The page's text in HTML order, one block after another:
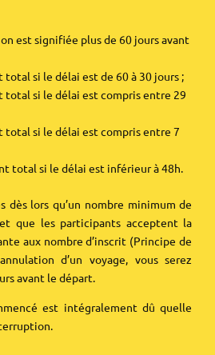
est signifiée plus de 60 jours avant
total si le délai est de 60 à 30 jours ;
total si le délai est compris entre 29
total si le délai est compris entre 7
total si le délai est inférieur à 48h.
dès lors qu’un nombre minimum de
que les participants acceptent la
aux nombre d’inscrit (Principe de
d’un voyage, vous serez
avant le départ.
est intégralement dû quelle